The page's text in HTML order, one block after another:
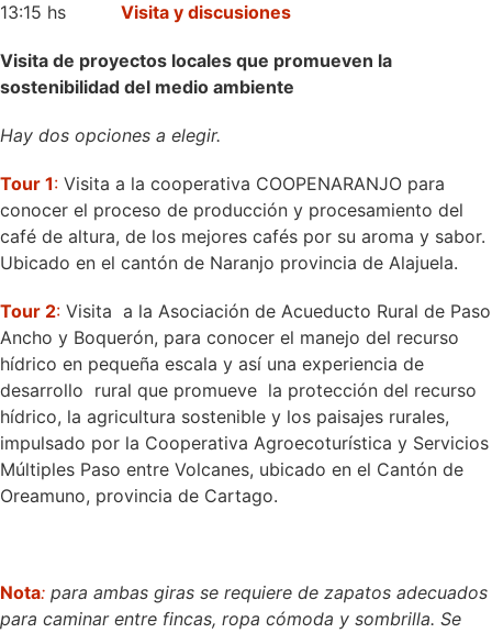
13:15 hs Visita y discusiones
Visita de proyectos locales que promueven la
sostenibilidad del medio ambiente
Hay dos opciones a elegir.
Tour 1: Visita a la cooperativa COOPENARANJO para
conocer el proceso de producción y procesamiento del
café de altura, de los mejores cafés por su aroma y sabor.
Ubicado en el cantón de Naranjo provincia de Alajuela.
Tour 2: Visita a la Asociación de Acueducto Rural de Paso
Ancho y Boquerón, para conocer el manejo del recurso
hídrico en pequeña escala y así una experiencia de
desarrollo rural que promueve la protección del recurso
hídrico, la agricultura sostenible y los paisajes rurales,
impulsado por la Cooperativa Agroecoturística y Servicios
Múltiples Paso entre Volcanes, ubicado en el Cantón de
Oreamuno, provincia de Cartago.
Nota: para ambas giras se requiere de zapatos adecuados
para caminar entre fincas, ropa cómoda y sombrilla. Se